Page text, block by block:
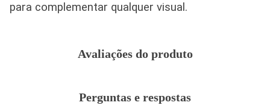
para complementar qualquer visual.
Avaliações do produto
Perguntas e respostas